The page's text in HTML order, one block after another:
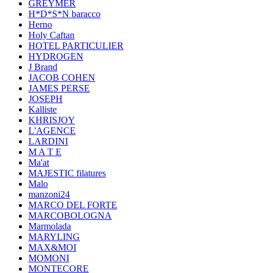
GREYMER
H*D*S*N baracco
Herno
Holy Caftan
HOTEL PARTICULIER
HYDROGEN
J Brand
JACOB COHEN
JAMES PERSE
JOSEPH
Kalliste
KHRISJOY
L'AGENCE
LARDINI
M A T E
Ma'at
MAJESTIC filatures
Malo
manzoni24
MARCO DEL FORTE
MARCOBOLOGNA
Marmolada
MARYLING
MAX&MOI
MOMONI
MONTECORE